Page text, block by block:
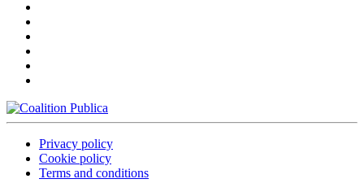
Privacy policy
Cookie policy
Terms and conditions